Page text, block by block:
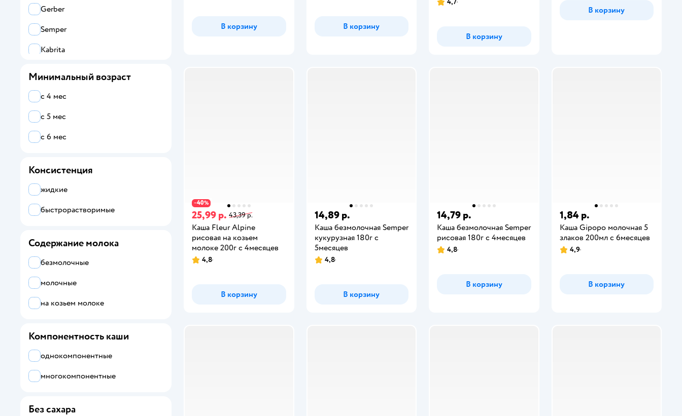
В корзину В корзину
В корзину
В корзину
−40%
25,99 р. 43,39 р.
Каша Fleur Alpine
рисовая на козьем
молоке 200г с 4месяцев
4,8
В корзину
14,89 р.
Каша безмолочная Semper
кукурузная 180г с
5месяцев
4,8
В корзину
14,79 р.
Каша безмолочная Semper
рисовая 180г с 4месяцев
4,8
В корзину
1,84 р.
Каша Gipopo молочная 5
злаков 200мл с 6месяцев
4,9
В корзину
Gerber
Semper
Kabrita
Все
Gerber
Gipopo
Kabrita
Беллакт
Бибиколь
ФрутоНяня
Минимальный возраст
с 4 мес
с 5 мес
с 6 мес
Консистенция
жидкие
быстрорастворимые
Содержание молока
безмолочные
молочные
на козьем молоке
Компонентность каши
однокомпонентные
многокомпонентные
Без сахара